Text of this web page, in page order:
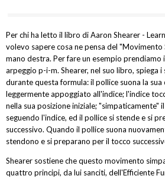
Per chi ha letto il libro di Aaron Shearer -
volevo sapere cosa ne pensa del
mano destra. Per fare un esempio prendiamo
arpeggio p-i-m. Shearer, nel suo libro, spiega
durante questa formula: il pollice suona la sua
leggermente appoggiato all'indice; l'indice
nella sua posizione iniziale; "simpaticamente"
seguendo l'indice, ed il pollice si stende e si
successivo. Quando il pollice suona
stendono e si preparano per il tocco
Shearer sostiene che questo movimento
quattro principi, da lui sanciti, dell'Efficiente